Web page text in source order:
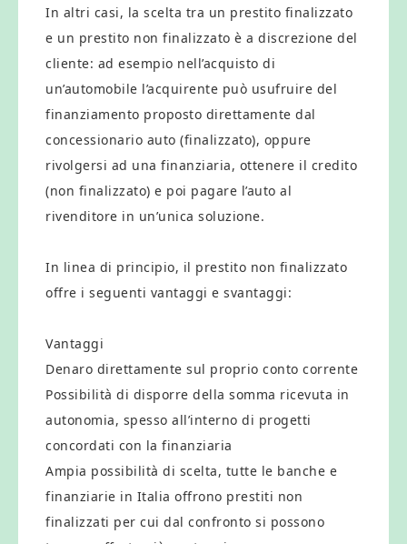
In altri casi, la scelta tra un prestito finalizzato
e un prestito non finalizzato è a discrezione del
cliente: ad esempio nell’acquisto di
un’automobile l’acquirente può usufruire del
finanziamento proposto direttamente dal
concessionario auto (finalizzato), oppure
rivolgersi ad una finanziaria, ottenere il credito
(non finalizzato) e poi pagare l’auto al
rivenditore in un’unica soluzione.
In linea di principio, il prestito non finalizzato
offre i seguenti vantaggi e svantaggi:
Vantaggi
Denaro direttamente sul proprio conto corrente
Possibilità di disporre della somma ricevuta in
autonomia, spesso all’interno di progetti
concordati con la finanziaria
Ampia possibilità di scelta, tutte le banche e
finanziarie in Italia offrono prestiti non
finalizzati per cui dal confronto si possono